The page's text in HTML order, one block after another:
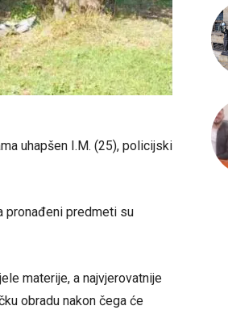
uhapšen I.M. (25), policijski
pronađeni predmeti su
materije, a najvjerovatnije
obradu nakon čega će